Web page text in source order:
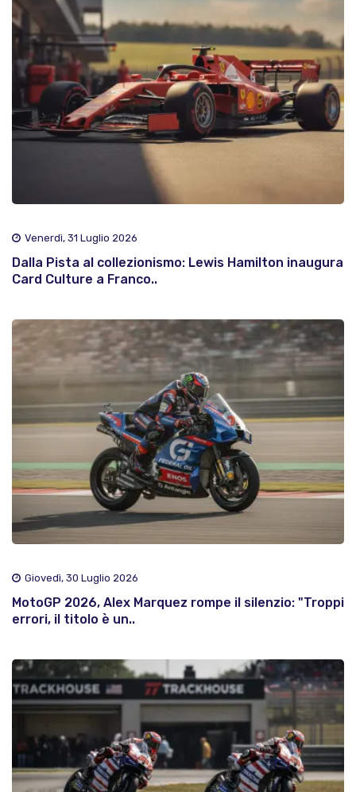
Venerdì, 31 Luglio 2026
Dalla Pista al collezionismo: Lewis Hamilton inaugura
Card Culture a Franco..
Giovedì, 30 Luglio 2026
MotoGP 2026, Alex Marquez rompe il silenzio: "Troppi
errori, il titolo è un..